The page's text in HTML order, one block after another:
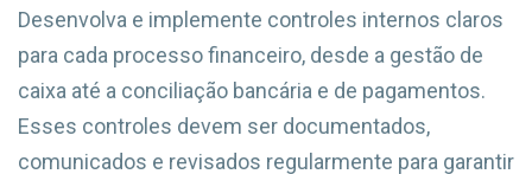
Desenvolva e implemente controles internos claros
para cada processo financeiro, desde a gestão de
caixa até a conciliação bancária e de pagamentos.
Esses controles devem ser documentados,
comunicados e revisados regularmente para garantir